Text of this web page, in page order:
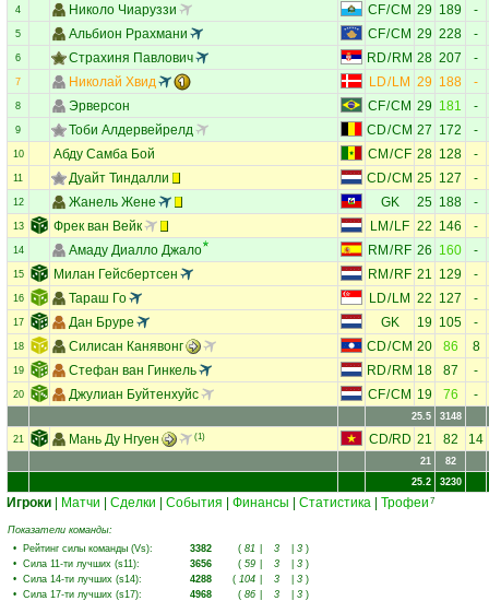
4 Николо Чиаруззи CF/CM 29 189 -
5 Альбион Ррахмани CF/CM 29 228 -
6 Страхиня Павлович RD/ RM 28 207 -
7 Николай Хвид LD/ LM 29 188 -
8 Эрверсон CF/CM 29 181 -
9 Тоби Алдервейрелд CD/CM 27 172 -
10 Абду Самба Бой CM /CF 28 128 -
11 Дуайт Тиндалли CD/CM 25 127 -
12 Жанель Жене GK 25 188 -
13 Фрек ван Вейк LM / LF 22 146 -
14 Амаду Диалло Джало RM / RF 26 160 -
15 Милан Гейсбертсен RM / RF 21 129 -
16 Тараш Го LD/ LM 22 127 -
17 Дан Бруре GK 19 105 -
18 Силисан Канявонг CD/CM 20 86 8
19 Стефан ван Гинкель RD/ RM 18 87 -
20 Джулиан Буйтенхуйс CF/CM 19 76 -
25.5 3148
21 Мань Ду Нгуен (1) CD/RD 21 82 14
21
82
25.2
3230
Игроки Матчи Сделки События Финансы Статистика Трофеи 7
Показатели команды:
• Рейтинг силы команды (Vs): 3382 ( 81 3 3 )
• Сила 11-ти лучших (s11): 3656 ( 59 3 3 )
• Сила 14-ти лучших (s14): 4288 ( 104 3 3 )
• Сила 17-ти лучших (s17): 4968 ( 86 3 3 )